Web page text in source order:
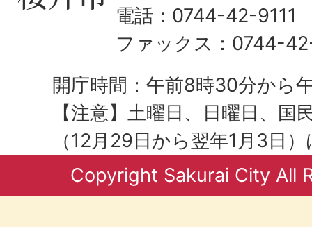
電話：0744-42-9111
ファックス：0744-
開庁時間：午前8時30分から
【注意】土曜日、日曜日、国
（12月29日から翌年1月3日
Copyright Sakurai City All